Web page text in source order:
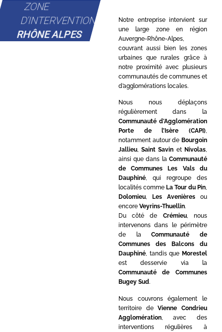
ZONE
D'INTERVENTION
RHÔNE ALPES
Notre entreprise intervient sur
une large zone en région
Auvergne-Rhône-Alpes,
couvrant aussi bien les zones
urbaines que rurales grâce à
notre proximité avec plusieurs
communautés de communes et
d’agglomérations locales.
Nous nous déplaçons
régulièrement dans la
Communauté d’Agglomération
Porte de l’Isère (CAPI),
notamment autour de Bourgoin
Jallieu,Saint Savin et Nivolas,
ainsi que dans la Communauté
de Communes Les Vals du
Dauphiné, qui regroupe des
localités comme La Tour du Pin,
Dolomieu, Les Avenièresou
encore Veyrins-Thuellin.
Du côté de Crémieu, nous
intervenons dans le périmètre
de laCommunauté de
Communes des Balcons du
Dauphiné, tandis que Morestel
est desservie via la
Communauté de Communes
Bugey Sud.
Nous couvrons également le
territoire deVienne Condrieu
Agglomération, avec des
interventions régulières à